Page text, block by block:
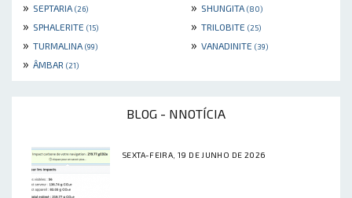
» SEPTARIA (26) » SHUNGITA (80)
» SPHALERITE (15) » TRILOBITE (25)
» TURMALINA (99) » VANADINITE (39)
» ÂMBAR (21)
BLOG - NNOTÍCIA
SEXTA-FEIRA, 19 DE JUNHO DE 2026